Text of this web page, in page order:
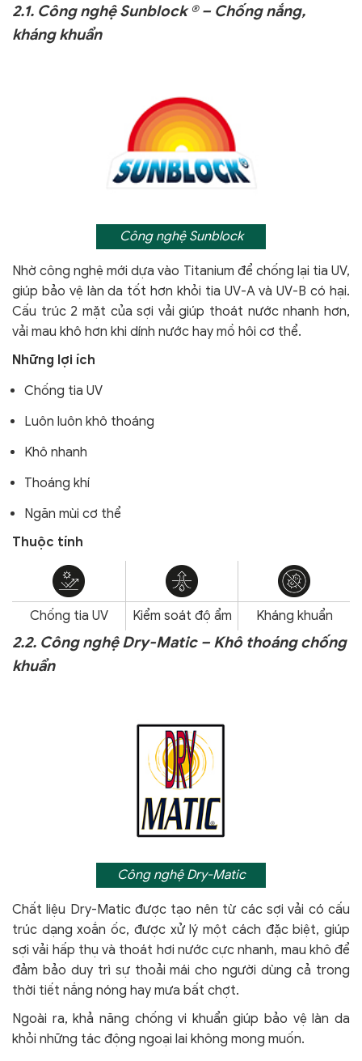
2.1. Công nghệ Sunblock ® – Chống nắng,
kháng khuẩn
Công nghệ Sunblock
Nhờ công nghệ mới dựa vào Titanium để chống lại tia UV,
giúp bảo vệ làn da tốt hơn khỏi tia UV-A và UV-B có hại.
Cấu trúc 2 mặt của sợi vải giúp thoát nước nhanh hơn,
vải mau khô hơn khi dính nước hay mồ hôi cơ thể.
Những lợi ích
Chống tia UV
Luôn luôn khô thoáng
Khô nhanh
Thoáng khí
Ngăn mùi cơ thể
Thuộc tính
Chống tia UV Kiểm soát độ ẩm Kháng khuẩn
2.2. Công nghệ Dry-Matic – Khô thoáng chống
khuẩn
Công nghệ Dry-Matic
Chất liệu Dry-Matic được tạo nên từ các sợi vải có cấu
trúc dạng xoắn ốc, được xử lý một cách đặc biệt, giúp
sợi vải hấp thụ và thoát hơi nước cực nhanh, mau khô để
đảm bảo duy trì sự thoải mái cho người dùng cả trong
thời tiết nắng nóng hay mưa bất chợt.
Ngoài ra, khả năng chống vi khuẩn giúp bảo vệ làn da
khỏi những tác động ngoại lai không mong muốn.